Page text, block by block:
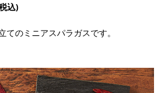
込)
てのミニアスパラガスです。